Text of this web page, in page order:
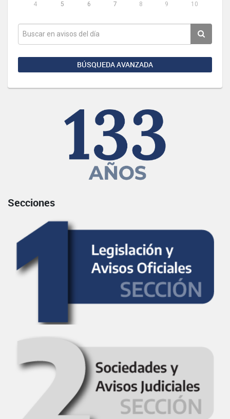
4
5 6 7 8 9 10
BÚSQUEDA AVANZADA
Secciones